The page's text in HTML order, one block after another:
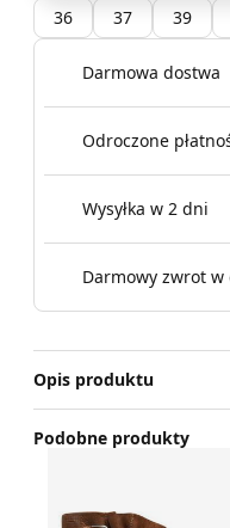
36 37 39
Darmowa dostwa
Odroczone
Wysyłka w 2 dni
Darmowy zwrot
Opis produktu
Podobne produkty